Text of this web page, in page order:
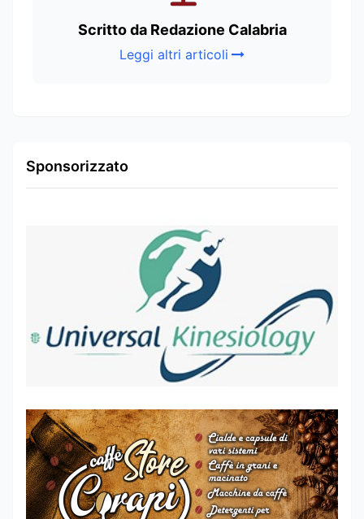
Scritto da Redazione Calabria
Leggi altri articoli
Sponsorizzato